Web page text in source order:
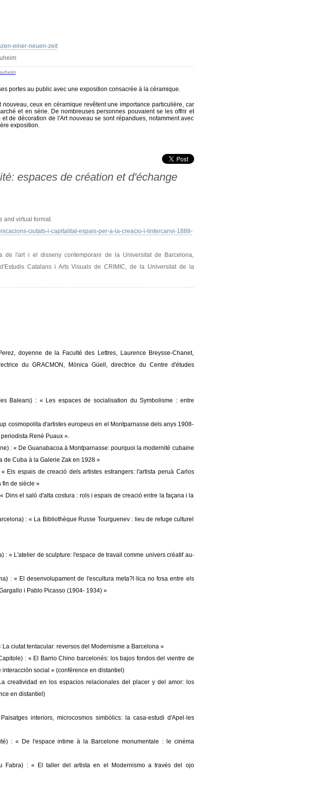
einer-neuen-zeit
portes au public avec une exposition consacrée à la céramique.
ceux en céramique revêtent une importance particulière, car
et en série. De nombreuses personnes pouvaient se les offrir et
de décoration de l'Art nouveau se sont répandues, notamment avec
exposition.
espaces de création et d'échange
and virtual format.
ciutats-i-capitalitat-espais-per-a-la-creacio-i-lintercanvi-1888-
de l'art i el disseny contemporani de la Universitat de Barcelona,
Catalans i Arts Visuals de CRIMIC, de la Universitat de la
doyenne de la Faculté des Lettres, Laurence Breysse-Chanet,
du GRACMON, Mònica Güell, directrice du Centre d'études
Balears) : « Les espaces de socialisation du Symbolisme : entre
cosmopolita d'artistes europeus en el Montparnasse dels anys 1908-
René Puaux ».
: « De Guanabacoa à Montparnasse: pourquoi la modernité cubaine
de Cuba à la Galerie Zak en 1928 »
Els espais de creació dels artistes estrangers: l'artista peruà Carlos
fin de siècle »
Dins el saló d'alta costura : rols i espais de creació entre la façana i la
: « La Bibliothèque Russe Tourguenev : lieu de refuge culturel
: « L'atelier de sculpture: l'espace de travail comme univers créatif au-
: « El desenvolupament de l'escultura meta?l·lica no fosa entre els
i Pablo Picasso (1904- 1934) »
ciutat tentacular: reversos del Modernisme a Barcelona »
: « El Barrio Chino barcelonés: los bajos fondos del vientre de
social » (conférence en distantiel)
creatividad en los espacios relacionales del placer y del amor: los
en distantiel)
interiors, microcosmos simbòlics: la casa-estudi d'Apel·les
: « De l'espace intime à la Barcelone monumentale : le cinéma
Fabra) : « El taller del artista en el Modernismo a través del ojo